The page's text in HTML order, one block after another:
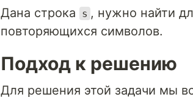
Дана строка s , нужно найти
повторяющихся символов.
Подход к решению
Для решения этой задачи мы